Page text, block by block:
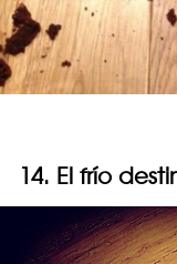
14. El frío